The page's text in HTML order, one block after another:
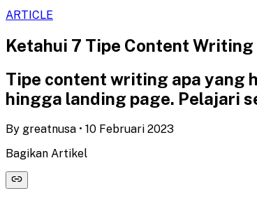
ARTICLE
Ketahui 7 Tipe Content
Tipe content writing apa yang
hingga landing page. Pelajari
By greatnusa • 10 Februari 2023
Bagikan Artikel